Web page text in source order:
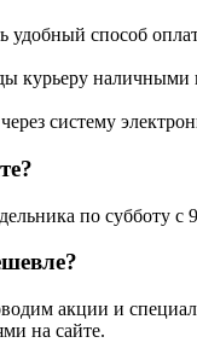
удобный способ
курьеру наличными
систему
по субботу с
акции и
на сайте.